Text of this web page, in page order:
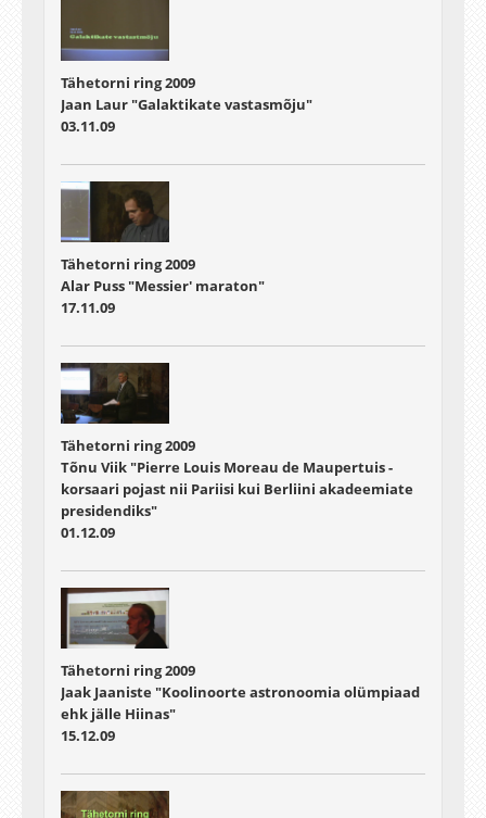
Tähetorni ring 2009
Jaan Laur "Galaktikate vastasmõju"
03.11.09
Tähetorni ring 2009
Alar Puss "Messier' maraton"
17.11.09
Tähetorni ring 2009
Tõnu Viik "Pierre Louis Moreau de Maupertuis -
korsaari pojast nii Pariisi kui Berliini akadeemiate
presidendiks"
01.12.09
Tähetorni ring 2009
Jaak Jaaniste "Koolinoorte astronoomia olümpiaad
ehk jälle Hiinas"
15.12.09